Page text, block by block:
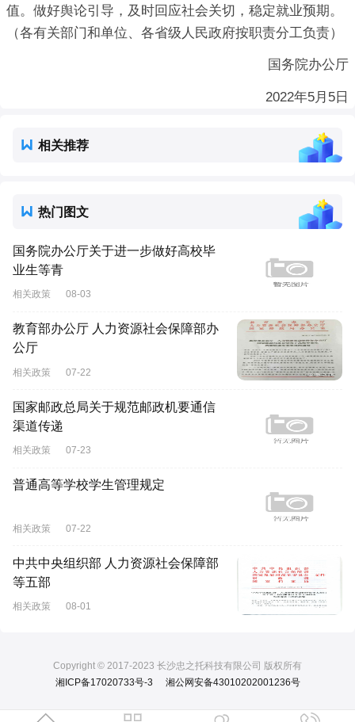
值。做好舆论引导，及时回应社会关切，稳定就业预期。
（各有关部门和单位、各省级人民政府按职责分工负责）
国务院办公厅
2022年5月5日
相关推荐
热门图文
国务院办公厅关于进一步做好高校毕
业生等青
相关政策 08-03
教育部办公厅 人力资源社会保障部办
公厅
相关政策 07-22
国家邮政总局关于规范邮政机要通信
渠道传递
相关政策 07-23
普通高等学校学生管理规定
相关政策 07-22
中共中央组织部 人力资源社会保障部
等五部
相关政策 08-01
Copyright © 2017-2023 长沙忠之托科技有限公司 版权所有
湘ICP备17020733号-3
湘公网安备43010202001236号